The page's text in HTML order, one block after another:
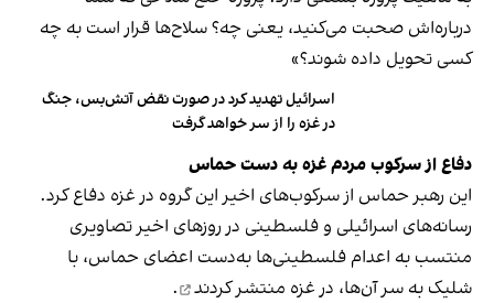
درباره‌اش صحبت می‌کنید، یعنی چه؟ سلاح‌ها قرار است به چه
کسی تحویل داده شوند؟»
اسرائیل تهدید کرد در صورت نقض آتش‌بس، جنگ
در غزه را از سر خواهد گرفت
دفاع از سرکوب مردم غزه به دست حماس
این رهبر حماس از سرکوب‌های اخیر این گروه در غزه دفاع کرد.
رسانه‌های اسرائیلی و فلسطینی در روزهای اخیر تصاویری
منتسب به اعدام فلسطینی‌ها به‌دست اعضای حماس، با
شلیک به سر آن‌ها، در غزه منتشر کردند
.